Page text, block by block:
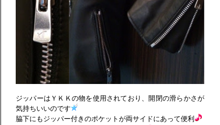
ジッパーはＹＫＫの物を使用されており、開閉の滑らかさが
気持ちいいのです
脇下にもジッパー付きのポケットが両サイドにあって便利